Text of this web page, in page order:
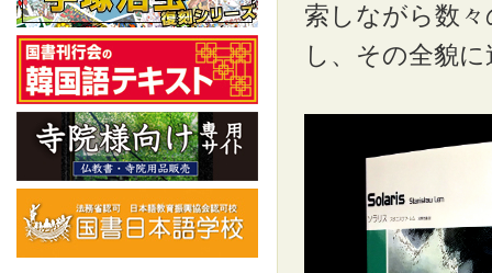
索しながら数
し、その全貌